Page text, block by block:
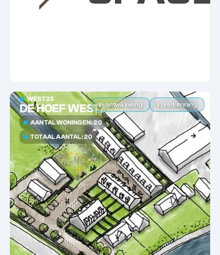
In ontwikkeling In verkenning
WEST33
DE HOEF WESTZIJDE
AANTAL WONINGEN: 20
TOTAAL AANTAL: 20